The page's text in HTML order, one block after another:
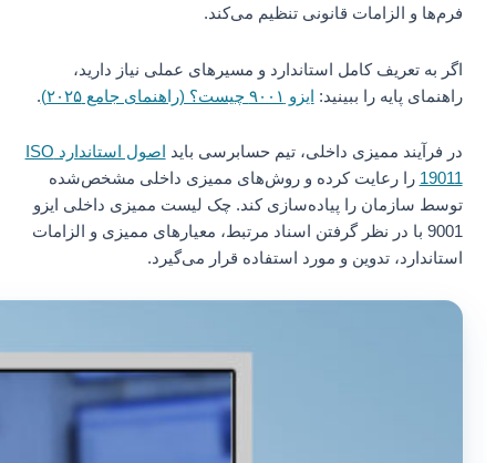
فرم‌ها و الزامات قانونی تنظیم می‌کند.
اگر به تعریف کامل استاندارد و مسیرهای عملی نیاز دارید،
راهنمای پایه را ببینید:ایزو ۹۰۰۱ چیست؟ (راهنمای جامع ۲۰۲۵) .
در فرآیند ممیزی داخلی، تیم حسابرسی باید
اصول استاندارد ISO
19011را رعایت کرده و روش‌های ممیزی داخلی مشخص‌شده
توسط سازمان را پیاده‌سازی کند. چک لیست ممیزی داخلی ایزو
9001 با در نظر گرفتن اسناد مرتبط، معیارهای ممیزی و الزامات
استاندارد، تدوین و مورد استفاده قرار می‌گیرد.